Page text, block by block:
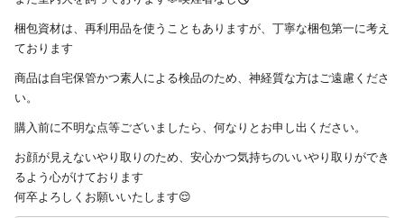
梱包資材は、再利用品を使うこともありますが、丁寧な梱包第一に考え
ております
商品は自宅保管かつ素人による検品のため、神経質な方はご遠慮くださ
い。
購入前に不明な点等ございましたら、何なりとお申し出ください。
お顔が見えないやり取りのため、安心かつ気持ちのいいやり取りができ
るよう心がけております
何卒よろしくお願いいたします😌